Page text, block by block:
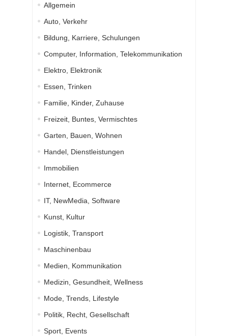
Allgemein
Auto, Verkehr
Bildung, Karriere, Schulungen
Computer, Information, Telekommunikation
Elektro, Elektronik
Essen, Trinken
Familie, Kinder, Zuhause
Freizeit, Buntes, Vermischtes
Garten, Bauen, Wohnen
Handel, Dienstleistungen
Immobilien
Internet, Ecommerce
IT, NewMedia, Software
Kunst, Kultur
Logistik, Transport
Maschinenbau
Medien, Kommunikation
Medizin, Gesundheit, Wellness
Mode, Trends, Lifestyle
Politik, Recht, Gesellschaft
Sport, Events